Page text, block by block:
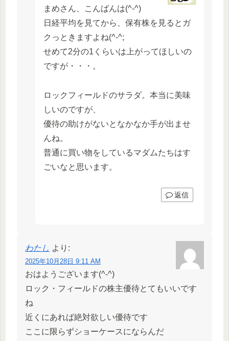
まめさん、こんばんは(^-^)
日経平均を見てから、保有株を見るとガ
クっときますよね(^-^;
せめて2分の1くらいは上がってほしいの
ですが・・・。
ロックフィールドのサラダ。本当に美味
しいのですが、
優待の助けがないとなかなか手が出ませ
んね。
普通に買い物をしているマダムたちはす
ごいなと思います。
返信
わたし より:
2025年10月28日 9:11 AM
おはようございます(^-^)
ロック・フィールドの株主優待とてもいいです
ね
近くにあれば絶対欲しい優待です
ここに限らずショーケースにならんだ